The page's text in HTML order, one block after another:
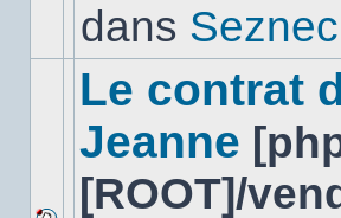
dansdans
Le contrat
Jeanne
[ROOT]/